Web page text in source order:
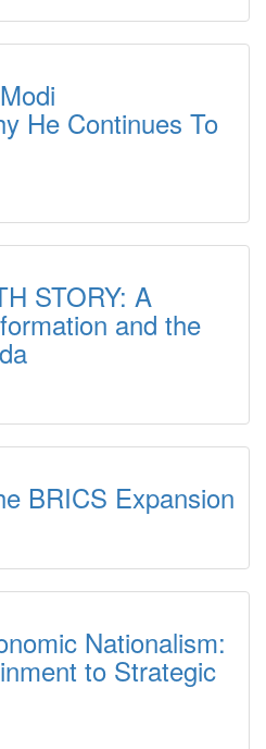
He Continues To
STORY: A
and the
BRICS Expansion
Nationalism:
to Strategic